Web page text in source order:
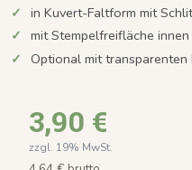
in Kuvert-Faltform mit
mit Stempelfreifläche
Optional mit
3,90 €
zzgl. 19% MwSt.